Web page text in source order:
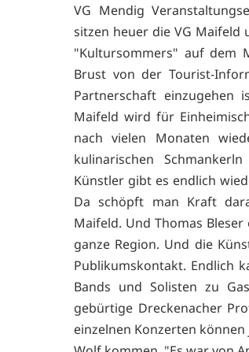
VG Mendig
sitzen heuer die VG Maifeld
"Kultursommers" auf dem
Brust von der Tourist-
Partnerschaft
Maifeld wird für
nach vielen Monaten
kulinarischen
Künstler gibt es endlich
Da schöpft man Kraft
Maifeld. Und Thomas
ganze Region. Und die
Publikumskontakt. Endlich
Bands und Solisten zu
gebürtige Dreckenacher
einzelnen Konzerten